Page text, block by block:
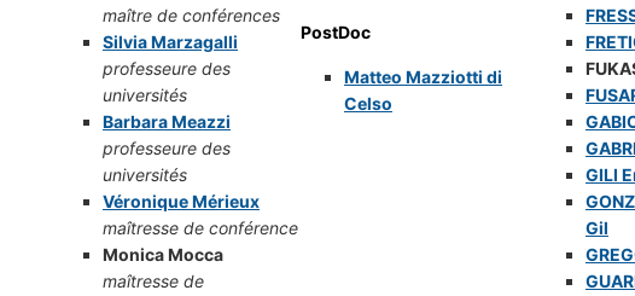
maître de conférences
Silvia Marzagalli
professeure des
universités
Barbara Meazzi
professeure des
universités
Véronique Mérieux
maîtresse de conférence
Monica Mocca
maîtresse de
PostDoc
Matteo Mazziotti di
Celso
GILI
Gil